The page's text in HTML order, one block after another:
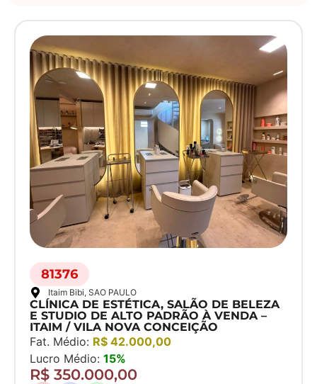
81376
Itaim Bibi, SAO PAULO
CLÍNICA DE ESTÉTICA, SALÃO DE BELEZA
E STUDIO DE ALTO PADRÃO À VENDA –
ITAIM / VILA NOVA CONCEIÇÃO
Fat. Médio: R$ 42.000,00
Lucro Médio: 15%
R$ 350.000,00